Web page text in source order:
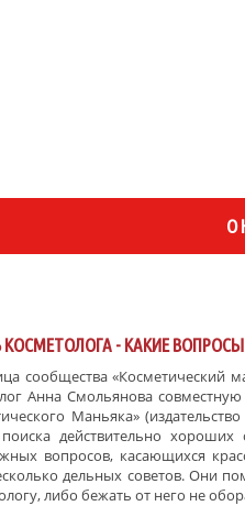
О
КОСМЕТОЛОГА - КАКИЕ
сообщества «Косметический
Анна Смольянова
Маньяка»
поиска действительно
вопросов, касающихся
дельных советов. Они
либо бежать от него не